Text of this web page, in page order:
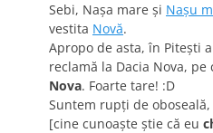
Sebi, Naşa mare şi Naşu
vestita Novă.
Apropo de asta, în Piteşti
reclamă la Dacia Nova, pe
Nova. Foarte tare! :D
Suntem rupţi de
[cine cunoaşte ştie că eu